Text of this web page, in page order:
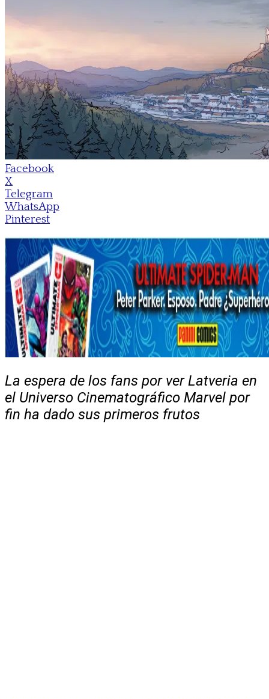
Facebook
X
Telegram
WhatsApp
Pinterest
La espera de los fans por ver Latveria en
el Universo Cinematográfico Marvel por
fin ha dado sus primeros frutos